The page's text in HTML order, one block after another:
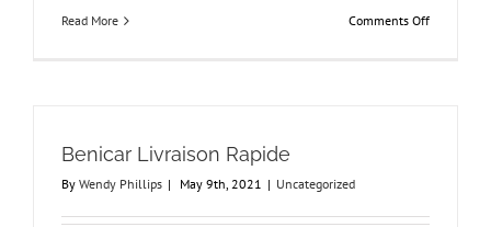
Read More Comments Offon
Benicar Livraison Rapide
By Wendy Phillips | May 9th, 2021 | Uncategorized